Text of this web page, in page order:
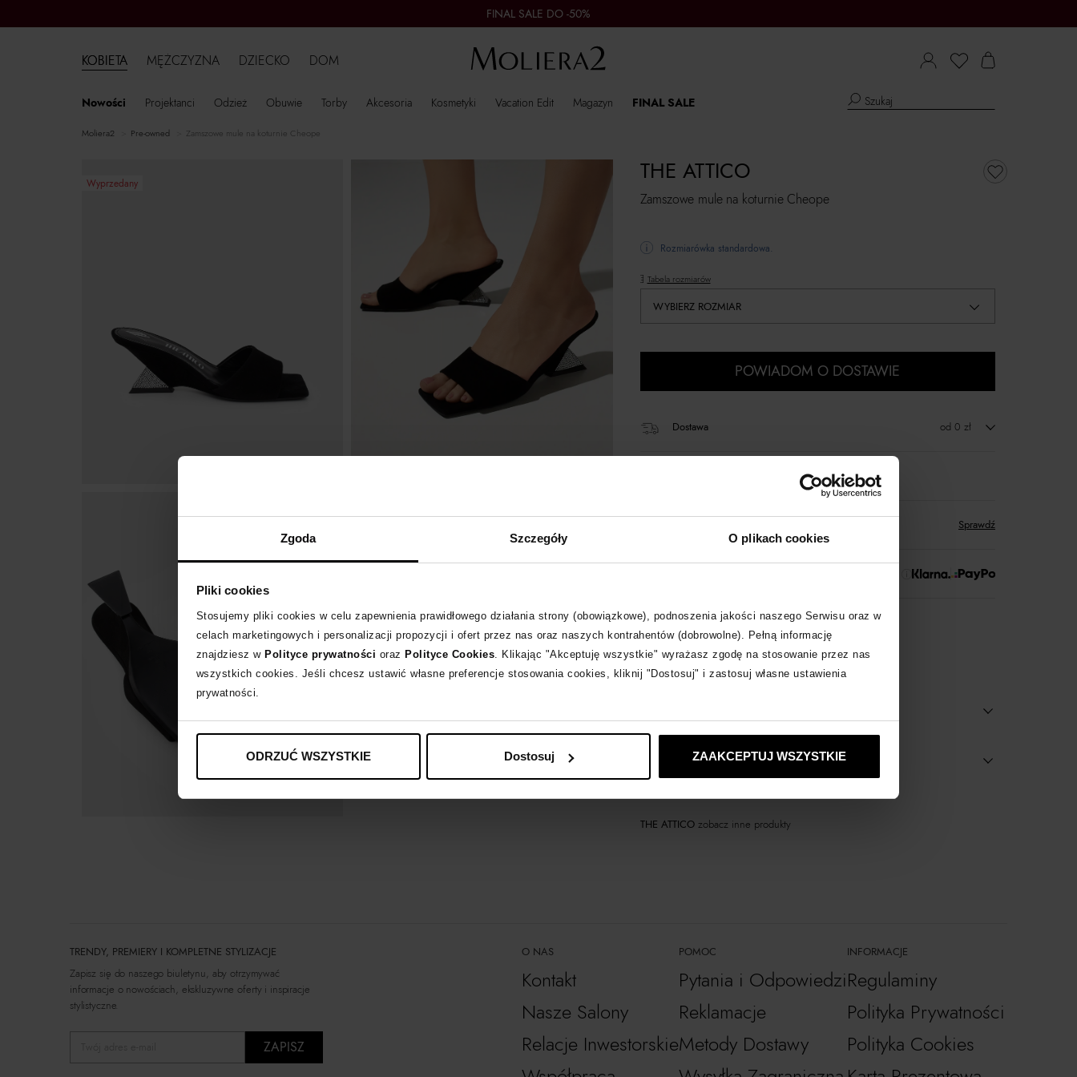
Zgoda Szczegóły O plikach cookies
Pliki cookies
Stosujemy pliki cookies w celu zapewnienia prawidłowego działania strony (obowiązkowe), podnoszenia jakości naszego Serwisu oraz w
celach marketingowych i personalizacji propozycji i ofert przez nas oraz naszych kontrahentów (dobrowolne). Pełną informację
znajdziesz w Polityce prywatności oraz Polityce Cookies . Klikając "Akceptuję wszystkie" wyrażasz zgodę na stosowanie przez nas
wszystkich cookies. Jeśli chcesz ustawić własne preferencje stosowania cookies, kliknij "Dostosuj" i zastosuj własne ustawienia
prywatności.
ODRZUĆ WSZYSTKIE Dostosuj ZAAKCEPTUJ WSZYSTKIE
FINAL SALE DO -50%
KOBIETA
Nowości Projektanci Odzież Obuwie Torby Akcesoria Kosmetyki Vacation Edit Magazyn FINAL SALE
MĘŻCZYZNA DZIECKO DOM
moliera2 pre-owned Zamszowe mule na koturnie Cheope
Wyprzedany
Zamszowe mule na koturnie Cheope
THE ATTICO
Rozmiarówka standardowa.
Tabela rozmiarów
WYBIERZ ROZMIAR
POWIADOM O DOSTAWIE
Dostawa od 0 zł
Sprawdź
Produkt pre-owned
THE ATTICOzobacz inne produkty
TRENDY, PREMIERY I KOMPLETNE STYLIZACJE
Zapisz się do naszego biuletynu, aby otrzymywać
informacje o nowościach, ekskluzywne oferty i inspiracje
stylistyczne.
ZAPISZ
O NAS
Kontakt
Nasze Salony
Relacje Inwestorskie
POMOC
Pytania i Odpowiedzi
Reklamacje
Metody Dostawy
INFORMACJE
Regulaminy
Polityka Prywatności
Polityka Cookies